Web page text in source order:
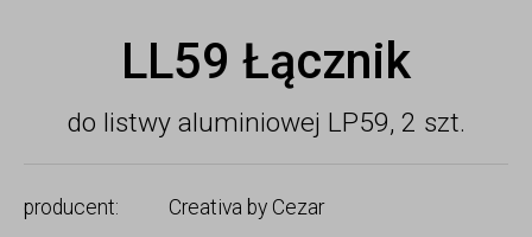
do listwy aluminiowej LP59, 2 szt.
LL59 Łącznik
producent:
Creativa by Cezar